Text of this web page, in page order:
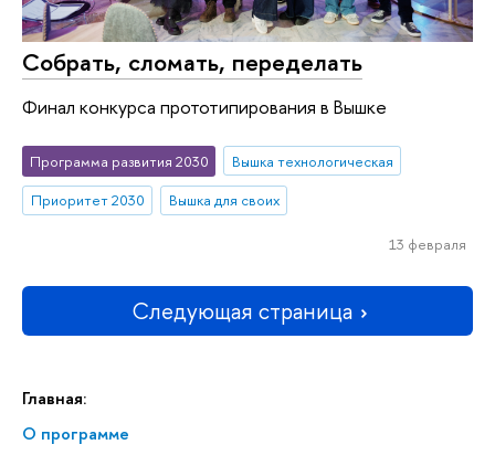
Главная:
О программе
Собрать, сломать, переделать
Финал конкурса прототипирования в Вышке
Программа развития 2030
Вышка технологическая
Приоритет 2030
Вышка для своих
13 февраля
Следующая страница